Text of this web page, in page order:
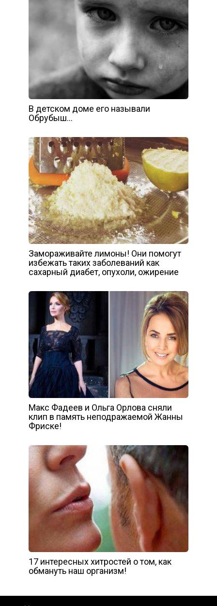
В детском доме его называли
Обрубыш…
Замораживайте лимоны! Они помогут
избежать таких заболеваний как
сахарный диабет, опухоли, ожирение
Макс Фадеев и Ольга Орлова сняли
клип в память неподражаемой Жанны
Фриске!
17 интересных хитростей о том, как
обмануть наш организм!